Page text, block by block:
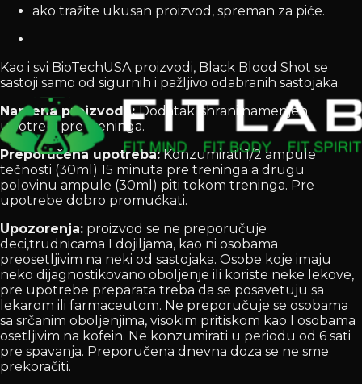
ako tražite ukusan proizvod, spreman za piće.
Kao i svi BioTechUSA proizvodi, Black Blood Shot se
sastoji samo od sigurnih i pažljivo odabranih sastojaka.
Namena proizvoda:Dodatak ishrani namenjen
upotrebi pre treninga.
Preporučena upotreba:Konzumirati 1/2 ampule
tečnosti (30ml) 15 minuta pre treninga a drugu
polovinu ampule (30ml) piti tokom treninga. Pre
upotrebe dobro promućkati.
Upozorenja: proizvod se ne preporučuje
deci,trudnicama I dojiljama, kao ni osobama
preosetljivim na neki od sastojaka. Osobe koje imaju
neko dijagnostikovano oboljenje ili koriste neke lekove,
pre upotrebe preparata treba da se posavetuju sa
lekarom ili farmaceutom. Ne preporučuje se osobama
sa srčanim oboljenjima, visokim pritiskom kao I osobama
osetljivim na kofein. Ne konzumirati u periodu od 6 sati
pre spavanja. Preporučena dnevna doza se ne sme
prekoračiti.